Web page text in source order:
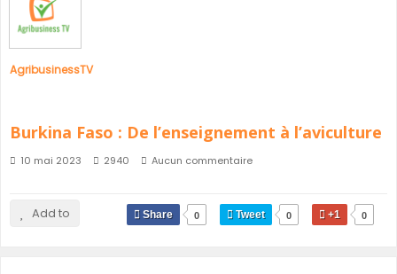
AgribusinessTV
Burkina Faso : De l’enseignement à l’aviculture
10 mai 2023 2940 Aucun commentaire
Add to Share 0 Tweet 0 +1 0